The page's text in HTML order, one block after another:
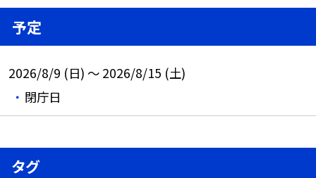
予定
2026/8/9 (日) ～ 2026/8/15 (土)
閉庁日
タグ